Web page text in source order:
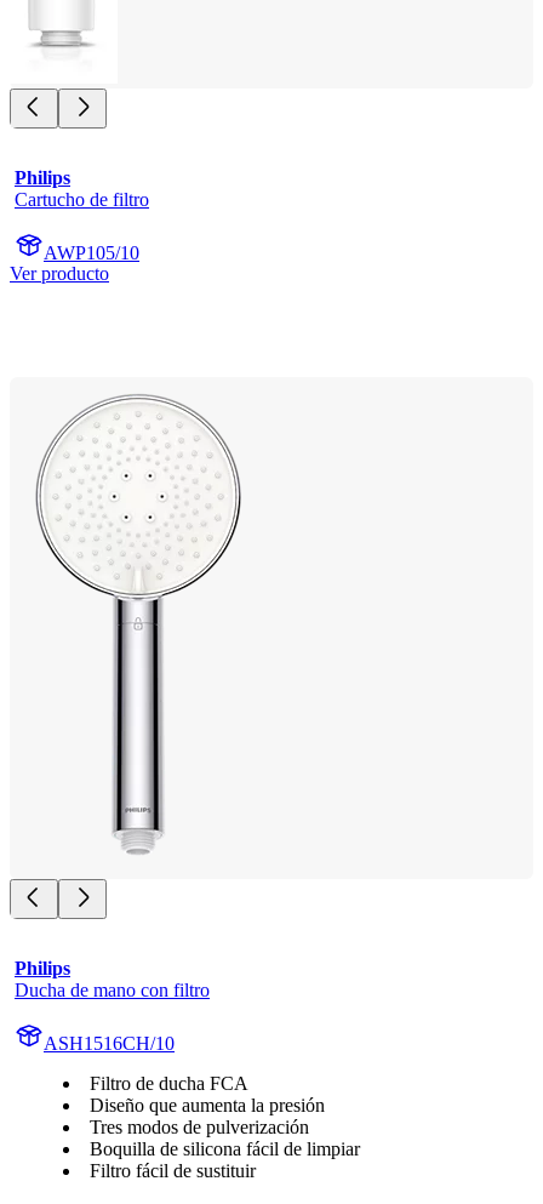
Philips
Cartucho de filtro
AWP105/10
Ver producto
Philips
Ducha de mano con filtro
ASH1516CH/10
Filtro de ducha FCA
Diseño que aumenta la presión
Tres modos de pulverización
Boquilla de silicona fácil de limpiar
Filtro fácil de sustituir